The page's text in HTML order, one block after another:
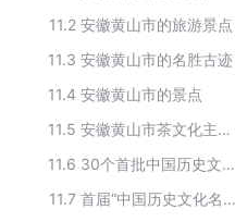
11.2 安徽黄山市的旅游景点
11.3 安徽黄山市的名胜古迹
11.4 安徽黄山市的景点
11.5
安徽黄山市茶文化主题线路的旅游景点
11.6
30个首批中国历史文化街区
11.7
首届“中国历史文化名街”入选名单